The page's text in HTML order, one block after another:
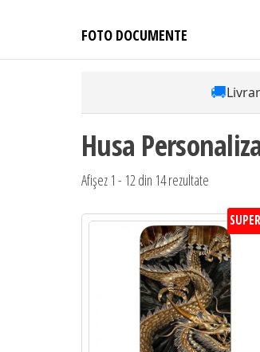
FOTO DOCUMENTE
🚚
Husa
Afișez 1 - 12 din 14 rezultate